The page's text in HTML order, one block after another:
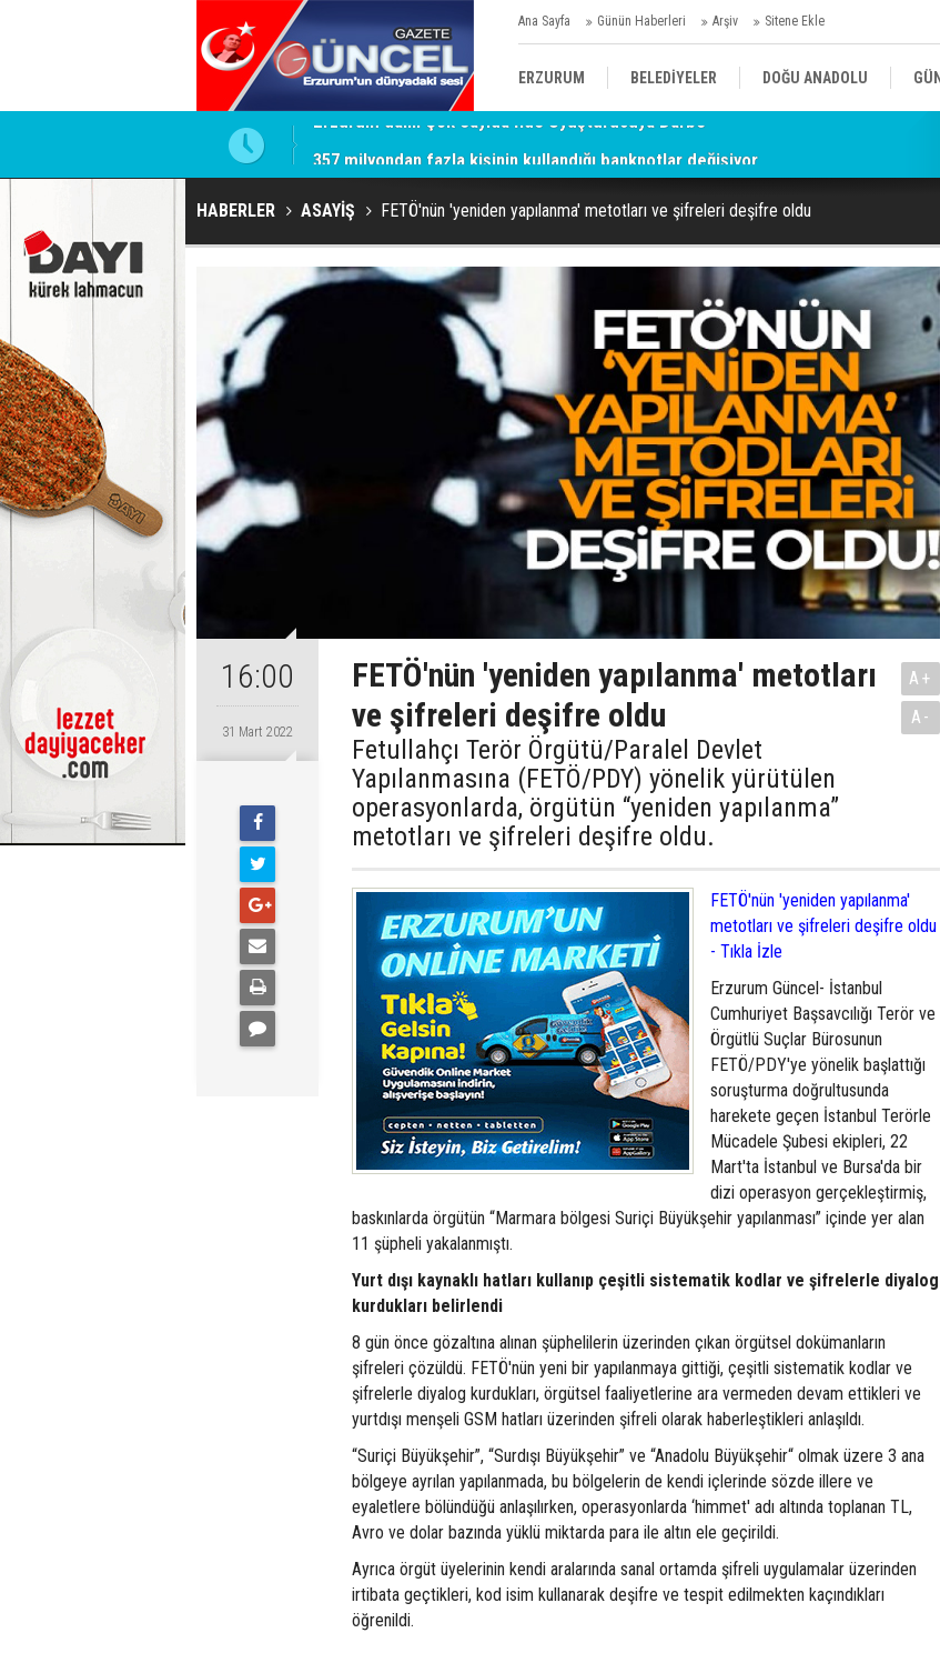
Ana Sayfa Günün Haberleri Arşiv Sitene Ekle
ERZURUM BELEDİYELER DOĞU ANADOLU
KÜLTÜR/SANAT//MAĞAZİN BODRUM
HABERLER ASAYİŞ FETÖ'nün 'yeniden yapılanma' metotları ve şifreleri deşifre oldu
16:00
31 Mart 2022
FETÖ'nün 'yeniden yapılanma' metotları
ve şifreleri deşifre oldu
Fetullahçı Terör Örgütü/Paralel Devlet
Yapılanmasına (FETÖ/PDY) yönelik yürütülen
operasyonlarda, örgütün “yeniden yapılanma”
metotları ve şifreleri deşifre oldu.
A+
A-
FETÖ'nün 'yeniden yapılanma'
metotları ve şifreleri deşifre oldu
- Tıkla İzle
Erzurum Güncel- İstanbul
Cumhuriyet Başsavcılığı Terör ve
Örgütlü Suçlar Bürosunun
FETÖ/PDY'ye yönelik başlattığı
soruşturma doğrultusunda
harekete geçen İstanbul Terörle
Mücadele Şubesi ekipleri, 22
Mart'ta İstanbul ve Bursa'da bir
dizi operasyon gerçekleştirmiş,
baskınlarda örgütün “Marmara bölgesi Suriçi Büyükşehir yapılanması” içinde yer alan
11 şüpheli yakalanmıştı.
Yurt dışı kaynaklı hatları kullanıp çeşitli sistematik kodlar ve şifrelerle diyalog
kurdukları belirlendi
8 gün önce gözaltına alınan şüphelilerin üzerinden çıkan örgütsel dokümanların
şifreleri çözüldü. FETÖ'nün yeni bir yapılanmaya gittiği, çeşitli sistematik kodlar ve
şifrelerle diyalog kurdukları, örgütsel faaliyetlerine ara vermeden devam ettikleri ve
yurtdışı menşeli GSM hatları üzerinden şifreli olarak haberleştikleri anlaşıldı.
“Suriçi Büyükşehir”, “Surdışı Büyükşehir” ve “Anadolu Büyükşehir“ olmak üzere 3 ana
bölgeye ayrılan yapılanmada, bu bölgelerin de kendi içlerinde sözde illere ve
eyaletlere bölündüğü anlaşılırken, operasyonlarda ‘himmet' adı altında toplanan TL,
Avro ve dolar bazında yüklü miktarda para ile altın ele geçirildi.
Ayrıca örgüt üyelerinin kendi aralarında sanal ortamda şifreli uygulamalar üzerinden
irtibata geçtikleri, kod isim kullanarak deşifre ve tespit edilmekten kaçındıkları
öğrenildi.